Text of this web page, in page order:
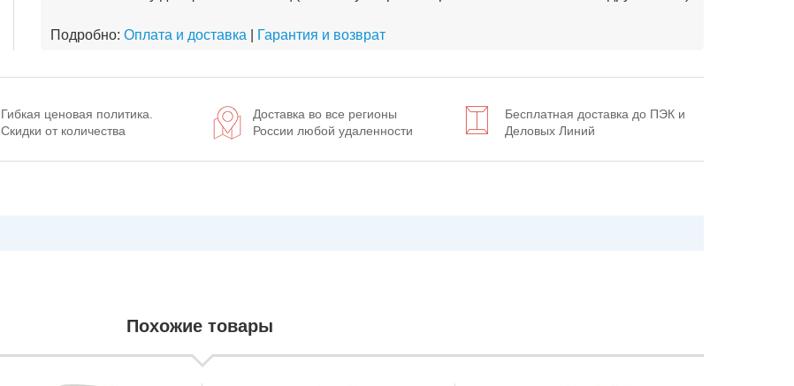
Подробно: Оплата и доставка Гарантия и возврат
Гибкая ценовая политика.
Скидки от количества
Доставка во все регионы
России любой удаленности
Бесплатная доставка до ПЭК и
Деловых Линий
Похожие товары